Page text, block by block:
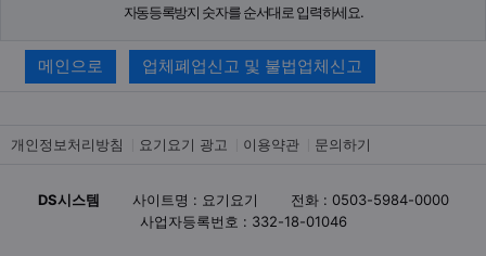
자동등록방지 숫자를 순서대로 입력하세요.
메인으로 업체폐업신고 및 불법업체신고
개인정보처리방침 요기요기 광고 이용약관 문의하기
DS시스템 사이트명 : 요기요기
전화 : 0503-5984-0000
사업자등록번호 : 332-18-01046